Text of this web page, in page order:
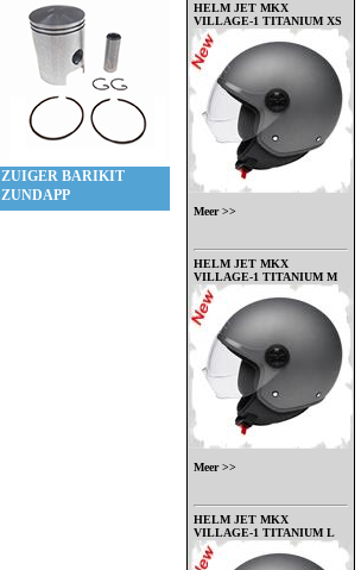
ZUIGER BARIKIT
ZUNDAPP
HELM JET MKX
VILLAGE-1 TITANIUM XS
Meer >>
HELM JET MKX
VILLAGE-1 TITANIUM M
Meer >>
HELM JET MKX
VILLAGE-1 TITANIUM L